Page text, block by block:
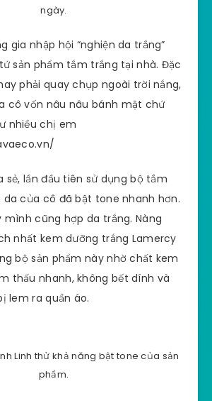
ngày.
gia nhập hội “nghiện da trắng”
sản phẩm tắm trắng tại nhà. Đặc
phải quay chụp ngoài trời nắng,
cô vốn nâu nâu bánh mật chứ
nhiều chị em
sẻ, lần đầu tiên sử dụng bộ tắm
da của cô đã bật tone nhanh hơn.
mình cũng hợp da trắng. Nàng
nhất kem dưỡng trắng Lamercy
bộ sản phẩm này nhờ chất kem
thấu nhanh, không bết dính và
lem ra quần áo.
Linh thử khả năng bật tone của sản
phẩm.